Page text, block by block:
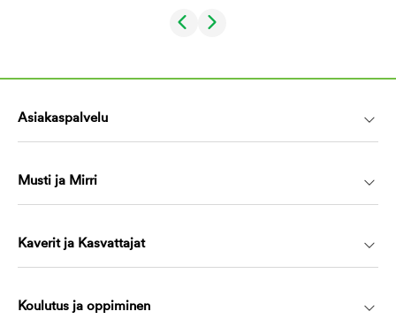
Asiakaspalvelu
Musti ja Mirri
Kaverit ja Kasvattajat
Koulutus ja oppiminen